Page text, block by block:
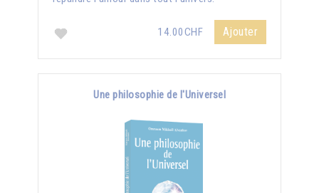
14.00CHF Ajouter
Une philosophie de l'Universel